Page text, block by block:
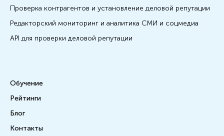
Проверка контрагентов и установление деловой репутации
Редакторский мониторинг и аналитика СМИ и соцмедиа
API для проверки деловой репутации
Обучение
Рейтинги
Блог
Контакты